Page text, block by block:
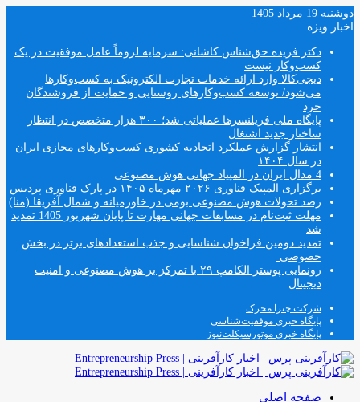
دوشنبه 19 مرداد 1405
اخبار ویژه
دکتر فریده حق‌شناس کاشانی: سرمایه لزوماً عامل‌ موفقیت در یک
کسب‌و‌کار نیست
دیجی‌کالا وارد ارائه خدمات تجارت الکترونیک به کسب‌وکارها
می‌شود/ توسعه کسب‌وکارهای روستایی و حمایت از فروشندگان
خرد
پایگاه ملی فریلنسرها عملیاتی شد؛ ۳۰۰ هزار متخصص در انتظار
ساختار جدید اشتغال
انتشار گزارش عملکرد اتحادیه کشوری کسب‌وکارهای مجازی ایران
در سال ۱۴۰۴
4 مدال ایران در المپیاد جهانی هوش مصنوعی
برگزاری المپیک فناوری ۲۰۲۶ مهرماه ۱۴۰۵ در پارک فناوری پردیس
رصد تحولات هوش مصنوعی بومی در خاورمیانه و شمال آفریقا (منا)
مهلت ثبت‌نام در مسابقات جهانی مهارت تا پایان شهریور 1405 تمدید
شد
تمدید دومین فراخوان شناسایی و جذب استعدادهای برتر در بخش
خصوصی
رونمایی پوستر الکامپ ۲۹ با تمرکز بر هوش مصنوعی و امنیت
دیجیتال
شرکت چترا محرک
پایگاه خبری موفقیت‌شناسی
پایگاه خبری موتورسیکلت‌نیوز
صفحه اصلی